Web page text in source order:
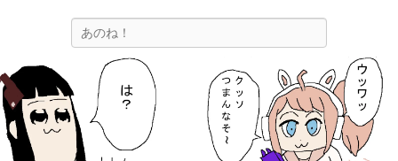
ひらちょんの中華端末隔離倉庫
ほたがページ上部にある検索バーを消してくれたサイトです。